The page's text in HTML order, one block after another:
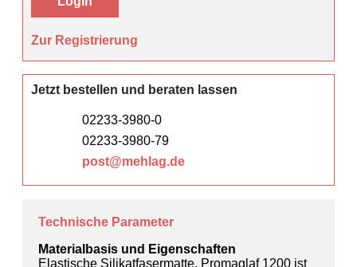
Zur Registrierung
Jetzt bestellen und beraten lassen
02233-3980-0
02233-3980-79
post@mehlag.de
Technische Parameter
Materialbasis und Eigenschaften
Elastische Silikatfasermatte. Promaglaf 1200 ist